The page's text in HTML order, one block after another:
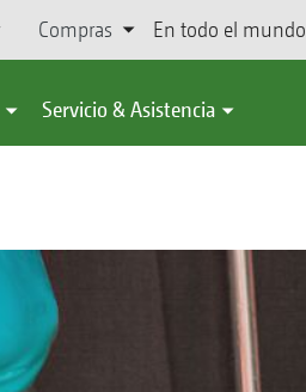
Compras En todo el mundo
Servicio & Asistencia